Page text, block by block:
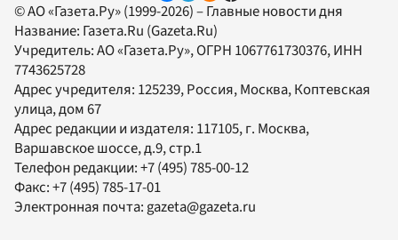
© АО «Газета.Ру» (1999-2026) – Главные новости дня
Название: Газета.Ru (Gazeta.Ru)
Учредитель:АО «Газета.Ру», ОГРН 1067761730376, ИНН
7743625728
Адрес учредителя: 125239, Россия, Москва, Коптевская
улица, дом 67
Адрес редакции и издателя: 117105, г. Москва,
Варшавское шоссе, д.9, стр.1
Телефон редакции:+7 (495) 785-00-12
Факс:+7 (495) 785-17-01
Электронная почта:gazeta@gazeta.ru